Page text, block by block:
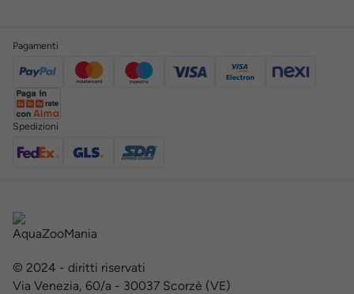
Pagamenti
Spedizioni
© 2024 - diritti riservati
Via Venezia, 60/a - 30037 Scorzè (VE)